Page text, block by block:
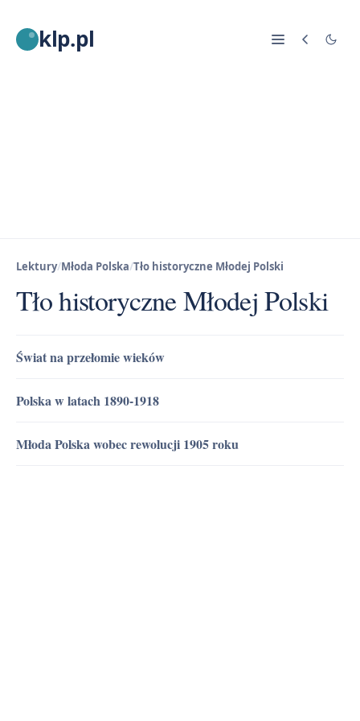
klp.pl
Lektury/Młoda Polska/Tło historyczne Młodej Polski
Tło historyczne Młodej Polski
Świat na przełomie wieków
Polska w latach 1890-1918
Młoda Polska wobec rewolucji 1905 roku